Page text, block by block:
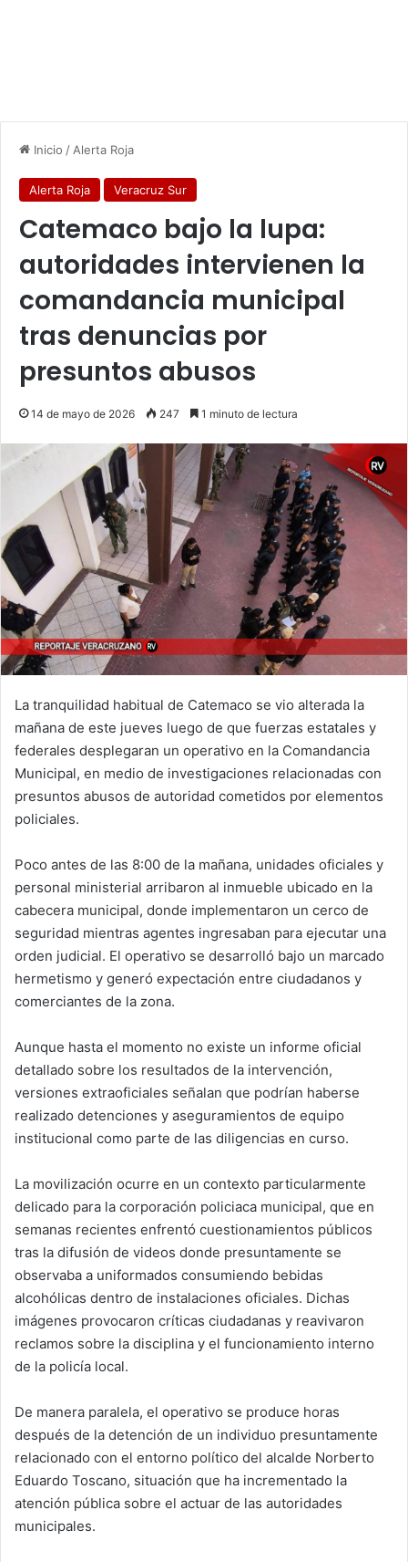
Inicio / Alerta Roja
Alerta Roja Veracruz Sur
Catemaco bajo la lupa:
autoridades intervienen la
comandancia municipal
tras denuncias por
presuntos abusos
14 de mayo de 2026 247 1 minuto de lectura
La tranquilidad habitual de Catemaco se vio alterada la
mañana de este jueves luego de que fuerzas estatales y
federales desplegaran un operativo en la Comandancia
Municipal, en medio de investigaciones relacionadas con
presuntos abusos de autoridad cometidos por elementos
policiales.
Poco antes de las 8:00 de la mañana, unidades oficiales y
personal ministerial arribaron al inmueble ubicado en la
cabecera municipal, donde implementaron un cerco de
seguridad mientras agentes ingresaban para ejecutar una
orden judicial. El operativo se desarrolló bajo un marcado
hermetismo y generó expectación entre ciudadanos y
comerciantes de la zona.
Aunque hasta el momento no existe un informe oficial
detallado sobre los resultados de la intervención,
versiones extraoficiales señalan que podrían haberse
realizado detenciones y aseguramientos de equipo
institucional como parte de las diligencias en curso.
La movilización ocurre en un contexto particularmente
delicado para la corporación policiaca municipal, que en
semanas recientes enfrentó cuestionamientos públicos
tras la difusión de videos donde presuntamente se
observaba a uniformados consumiendo bebidas
alcohólicas dentro de instalaciones oficiales. Dichas
imágenes provocaron críticas ciudadanas y reavivaron
reclamos sobre la disciplina y el funcionamiento interno
de la policía local.
De manera paralela, el operativo se produce horas
después de la detención de un individuo presuntamente
relacionado con el entorno político del alcalde Norberto
Eduardo Toscano, situación que ha incrementado la
atención pública sobre el actuar de las autoridades
municipales.